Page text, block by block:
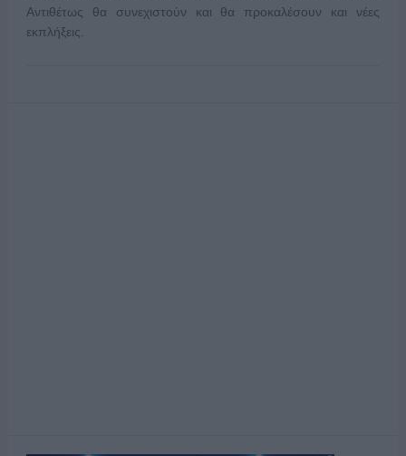
Αντιθέτως θα συνεχιστούν και θα προκαλέσουν και νέες
εκπλήξεις.